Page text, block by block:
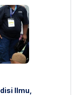
Ilmu,